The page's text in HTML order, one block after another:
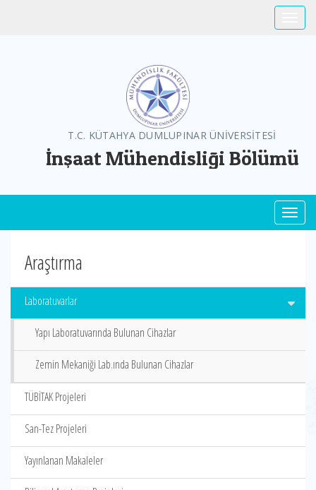
T.C. KÜTAHYA DUMLUPINAR ÜNİVERSİTESİ
İnşaat Mühendisliği Bölümü
Araştırma
Laboratuvarlar
Yapı Laboratuvarında Bulunan Cihazlar
Zemin Mekaniği Lab.ında Bulunan Cihazlar
TÜBİTAK Projeleri
San-Tez Projeleri
Yayınlanan Makaleler